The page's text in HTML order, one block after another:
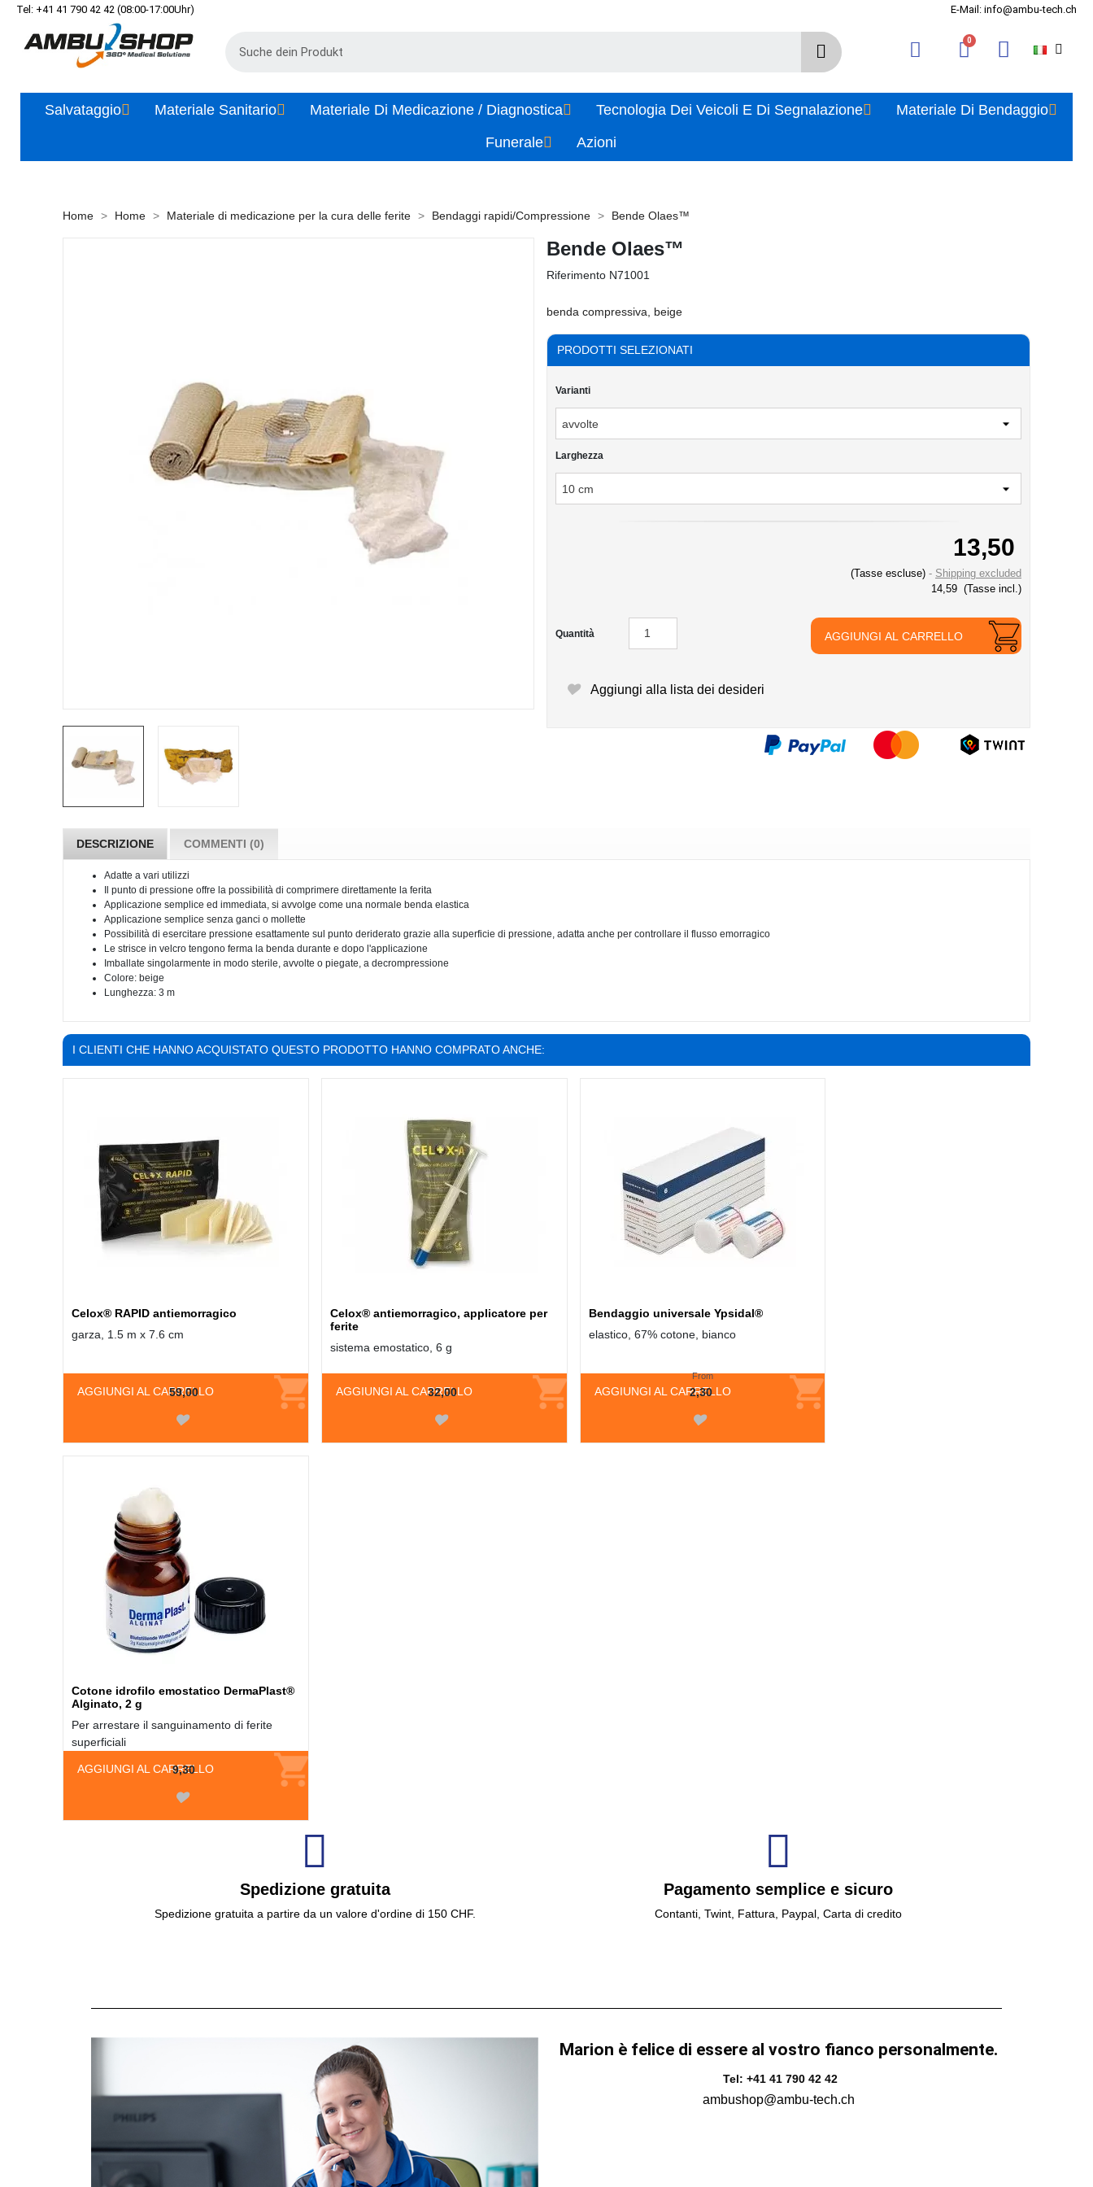
Tel: +41 41 790 42 42 (08:00-17:00Uhr) E-Mail: info@ambu-tech.ch
Salvataggio Materiale Sanitario Materiale Di Medicazione / Diagnostica Tecnologia Dei Veicoli E Di Segnalazione
Materiale Di Bendaggio
Funerale
Azioni
Home Home Materiale di medicazione per la cura delle ferite Bendaggi rapidi/Compressione Bende Olaes™
Bende Olaes™
Riferimento N71001
benda compressiva, beige
PRODOTTI SELEZIONATI
Varianti
Larghezza
13,50
(Tasse escluse)
Shipping excluded
14,59 (Tasse incl.)
Quantità AGGIUNGI AL CARRELLO
Aggiungi alla lista dei desideri
DESCRIZIONE COMMENTI (0)
Adatte a vari utilizzi
Il punto di pressione offre la possibilità di comprimere direttamente la ferita
Applicazione semplice ed immediata, si avvolge come una normale benda elastica
Applicazione semplice senza ganci o mollette
Possibilità di esercitare pressione esattamente sul punto deriderato grazie alla superficie di pressione, adatta anche per controllare il flusso emorragico
Le strisce in velcro tengono ferma la benda durante e dopo l'applicazione
Imballate singolarmente in modo sterile, avvolte o piegate, a decrompressione
Colore: beige
Lunghezza: 3 m
I CLIENTI CHE HANNO ACQUISTATO QUESTO PRODOTTO HANNO COMPRATO ANCHE:
Celox® RAPID antiemorragico
garza, 1.5 m x 7.6 cm
AGGIUNGI AL CARRELLO
59,00
Celox® antiemorragico, applicatore per
ferite
sistema emostatico, 6 g
AGGIUNGI AL CARRELLO
32,00
Bendaggio universale Ypsidal®
elastico, 67% cotone, bianco
AGGIUNGI AL CARRELLO
From
2,30
Cotone idrofilo emostatico DermaPlast®
Alginato, 2 g
Per arrestare il sanguinamento di ferite
superficiali
AGGIUNGI AL CARRELLO
9,30
Spedizione gratuita
Spedizione gratuita a partire da un valore d'ordine di 150 CHF.
Pagamento semplice e sicuro
Contanti, Twint, Fattura, Paypal, Carta di credito
Marion è felice di essere al vostro fianco personalmente.
Tel: +41 41 790 42 42
ambushop@ambu-tech.ch